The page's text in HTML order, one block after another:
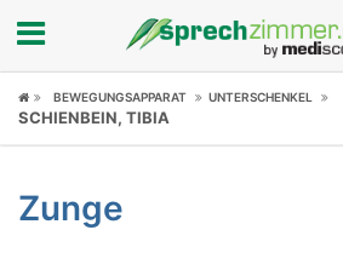
Fokus
Symptome
BEWEGUNGSAPPARAT UNTERSCHENKEL
SCHIENBEIN, TIBIA
Zunge